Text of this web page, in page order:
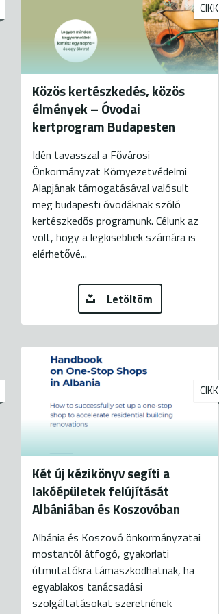
CIKK
Közös kertészkedés, közös
élmények – Óvodai
kertprogram Budapesten
Idén tavasszal a Fővárosi
Önkormányzat Környezetvédelmi
Alapjának támogatásával valósult
meg budapesti óvodáknak szóló
kertészkedős programunk. Célunk az
volt, hogy a legkisebbek számára is
elérhetővé...
Letöltöm
CIKK
Két új kézikönyv segíti a
lakóépületek felújítását
Albániában és Koszovóban
Albánia és Koszovó önkormányzatai
mostantól átfogó, gyakorlati
útmutatókra támaszkodhatnak, ha
egyablakos tanácsadási
szolgáltatásokat szeretnének